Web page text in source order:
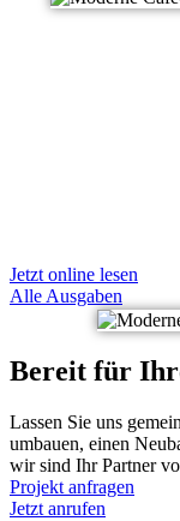
Jetzt online lesen
Alle Ausgaben
Bereit für
Lassen Sie uns
umbauen, einen
wir sind Ihr Partner
Projekt anfragen
Jetzt anrufen